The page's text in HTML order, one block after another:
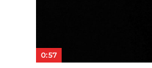
0:57